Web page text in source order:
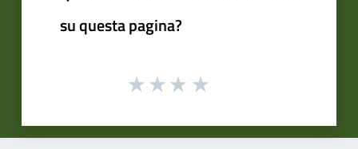
su questa pagina?